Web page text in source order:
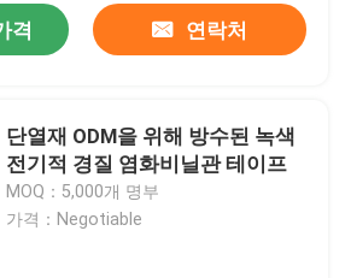
격 연락처
단열재 ODM을 위해 방수된 녹색
전기적 경질 염화비닐관 테이프
MOQ：5,000개 명부
가격：Negotiable